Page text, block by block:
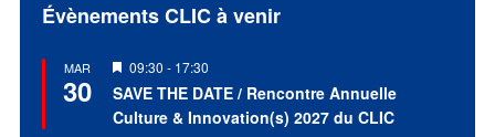
Évènements CLIC à venir
MAR
30
Mis
en
avant
09:30 - 17:30
SAVE THE DATE / Rencontre Annuelle
Culture & Innovation(s) 2027 du CLIC